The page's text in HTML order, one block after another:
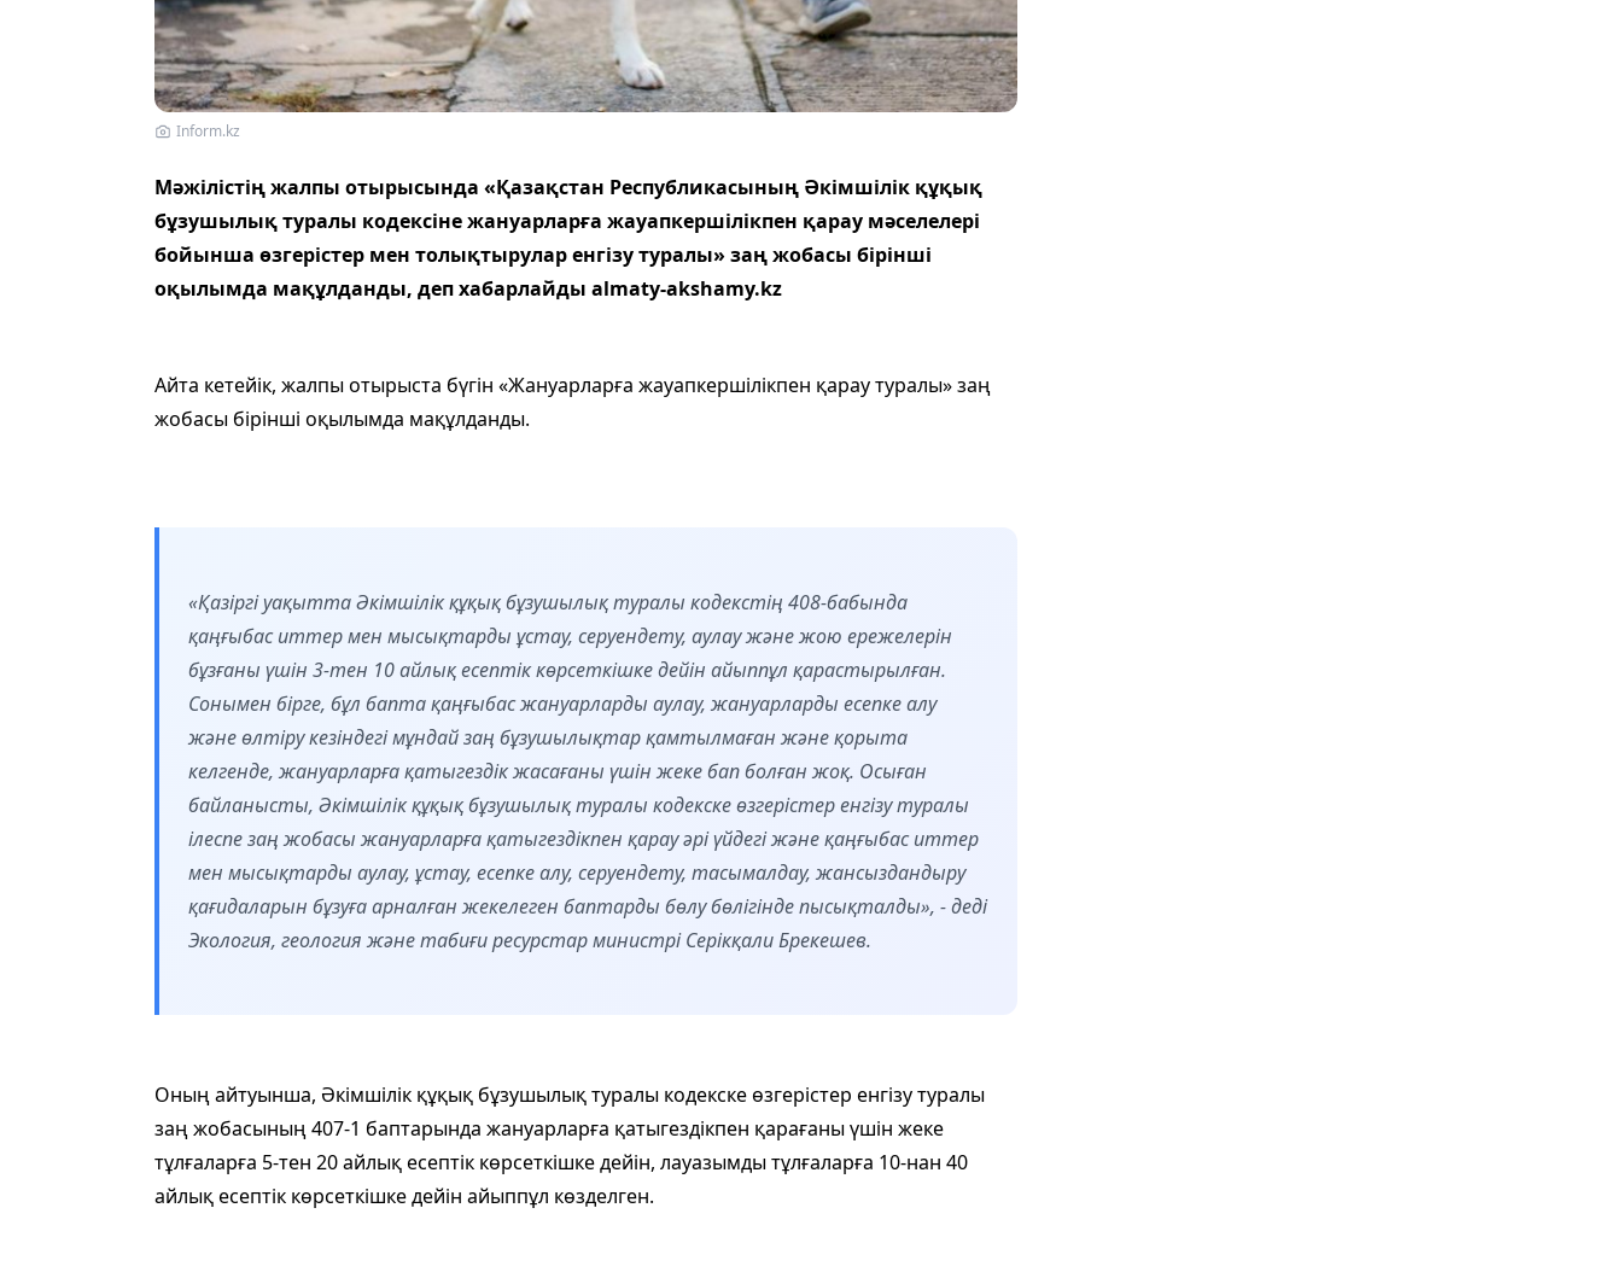
Inform.kz
Мәжілістің жалпы отырысында «Қазақстан Республикасының Әкімшілік құқық
бұзушылық туралы кодексіне жануарларға жауапкершілікпен қарау мәселелері
бойынша өзгерістер мен толықтырулар енгізу туралы» заң жобасы бірінші
оқылымда мақұлданды, деп хабарлайды almaty-akshamy.kz
Айта кетейік, жалпы отырыста бүгін «Жануарларға жауапкершілікпен қарау туралы» заң
жобасы бірінші оқылымда мақұлданды.
«Қазіргі уақытта Әкімшілік құқық бұзушылық туралы кодекстің 408-бабында
қаңғыбас иттер мен мысықтарды ұстау, серуендету, аулау және жою ережелерін
бұзғаны үшін 3-тен 10 айлық есептік көрсеткішке дейін айыппұл қарастырылған.
Сонымен бірге, бұл бапта қаңғыбас жануарларды аулау, жануарларды есепке алу
және өлтіру кезіндегі мұндай заң бұзушылықтар қамтылмаған және қорыта
келгенде, жануарларға қатыгездік жасағаны үшін жеке бап болған жоқ. Осыған
байланысты, Әкімшілік құқық бұзушылық туралы кодекске өзгерістер енгізу туралы
ілеспе заң жобасы жануарларға қатыгездікпен қарау әрі үйдегі және қаңғыбас иттер
мен мысықтарды аулау, ұстау, есепке алу, серуендету, тасымалдау, жансыздандыру
қағидаларын бұзуға арналған жекелеген баптарды бөлу бөлігінде пысықталды», - деді
Экология, геология және табиғи ресурстар министрі Серікқали Брекешев.
Оның айтуынша, Әкімшілік құқық бұзушылық туралы кодекске өзгерістер енгізу туралы
заң жобасының 407-1 баптарында жануарларға қатыгездікпен қарағаны үшін жеке
тұлғаларға 5-тен 20 айлық есептік көрсеткішке дейін, лауазымды тұлғаларға 10-нан 40
айлық есептік көрсеткішке дейін айыппұл көзделген.